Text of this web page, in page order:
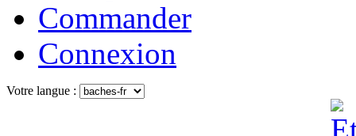
Commander
Connexion
Votre langue :